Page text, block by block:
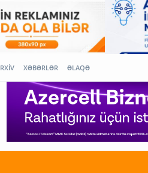
XƏBƏRLƏR ƏLAQƏ